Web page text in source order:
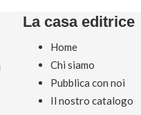
La casa editrice
Home
Chi siamo
Pubblica con noi
Il nostro catalogo